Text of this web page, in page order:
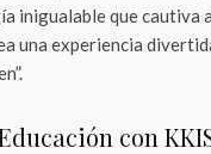
inigualable que cautiva
una experiencia
con